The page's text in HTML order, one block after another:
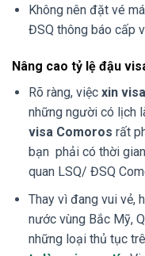
Không nên đặt vé
ĐSQ thông báo cấp
Nâng cao tỷ lệ đậu
Rõ ràng, việc xin
những người có lịch
visa Comoros rất
bạn phải có thời
quan LSQ/ ĐSQ
Thay vì đang vui vẻ,
nước vùng Bắc Mỹ,
những loại thủ tục